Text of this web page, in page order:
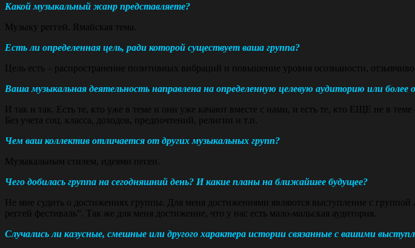
Какой музыкальный жанр представляете?
Музыку реггей. Ямайская тема.
Есть ли определенная цель, ради которой существует ваша группа?
Цель есть – распространение позитивных вибраций и повышение уровня осознаности,
Ваша музыкальная деятельность направлена на определенную целевую аудиторию или
И так и так. Есть те, кто уже в теме и они уже качают вместе с нами, и есть те, кто ЕЩЕ не в
Без учета соц. класса, доходов, предпочтений, религии и т.п.
Чем ваш коллектив отличается от других музыкальных групп?
Музыкальным стилем, идеями песен.
Чего добилась группа на сегодняшний день? И какие планы на ближайшее будущее?
Не мне судить о достижениях группы. Для меня достижениями являются выступление с
реггей фестиваль”. Так же для меня достижение, что у нас есть мало-мальская аудитория.
Случались ли казусные, смешные или другого характера истории связанные с вашими